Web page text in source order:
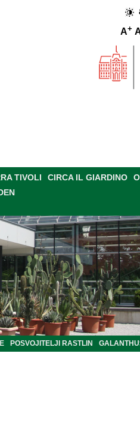
A+
TIVOLI CIRCA IL GIARDINO
POSVOJITELJI RASTLIN